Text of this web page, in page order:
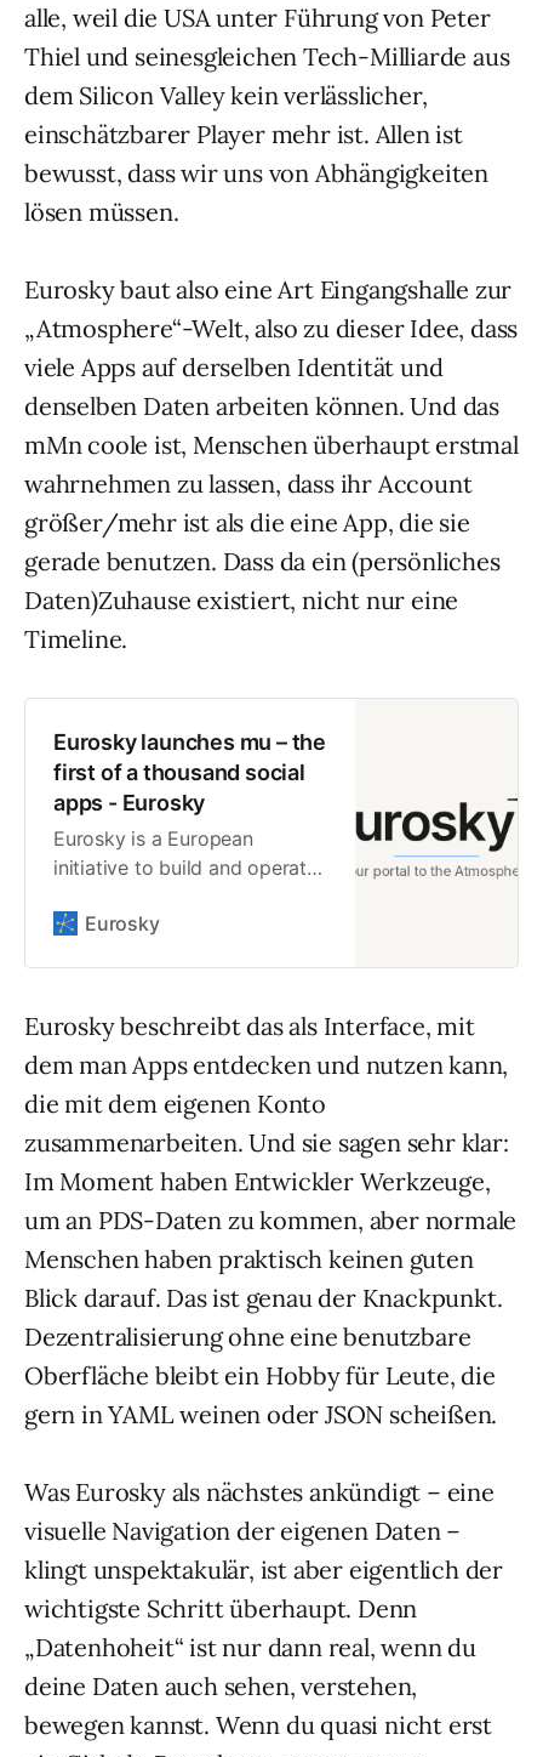
alle, weil die USA unter Führung von Peter
Thiel und seinesgleichen Tech-Milliarde aus
dem Silicon Valley kein verlässlicher,
einschätzbarer Player mehr ist. Allen ist
bewusst, dass wir uns von Abhängigkeiten
lösen müssen.
Eurosky baut also eine Art Eingangshalle zur
„Atmosphere“-Welt, also zu dieser Idee, dass
viele Apps auf derselben Identität und
denselben Daten arbeiten können. Und das
mMn coole ist, Menschen überhaupt erstmal
wahrnehmen zu lassen, dass ihr Account
größer/mehr ist als die eine App, die sie
gerade benutzen. Dass da ein (persönliches
Daten)Zuhause existiert, nicht nur eine
Timeline.
Eurosky launches mu – the
first of a thousand social
apps - Eurosky
Eurosky is a European
initiative to build and operate
infrastructure
Eurosky
Eurosky beschreibt das als Interface, mit
dem man Apps entdecken und nutzen kann,
die mit dem eigenen Konto
zusammenarbeiten. Und sie sagen sehr klar:
Im Moment haben Entwickler Werkzeuge,
um an PDS-Daten zu kommen, aber normale
Menschen haben praktisch keinen guten
Blick darauf. Das ist genau der Knackpunkt.
Dezentralisierung ohne eine benutzbare
Oberfläche bleibt ein Hobby für Leute, die
gern in YAML weinen oder JSON scheißen.
Was Eurosky als nächstes ankündigt – eine
visuelle Navigation der eigenen Daten –
klingt unspektakulär, ist aber eigentlich der
wichtigste Schritt überhaupt. Denn
„Datenhoheit“ ist nur dann real, wenn du
deine Daten auch sehen, verstehen,
bewegen kannst. Wenn du quasi nicht erst